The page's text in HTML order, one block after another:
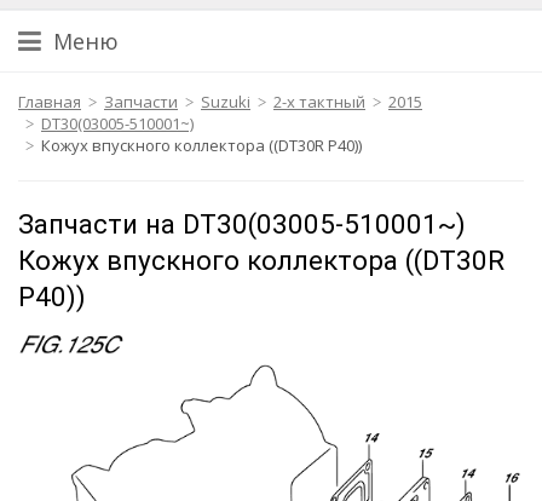
Меню
Главная Запчасти Suzuki 2-х тактный
2015
DT30(03005-510001~)
Кожух впускного коллектора ((DT30R P40))
Запчасти на DT30(03005-510001~)
Кожух впускного коллектора ((DT30R
P40))